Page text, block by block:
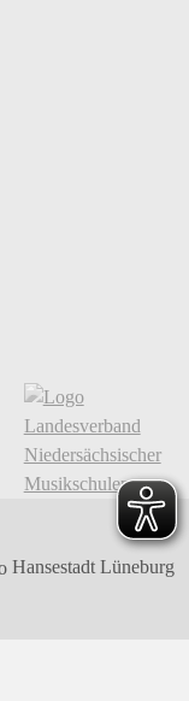
Hansestadt Lüneburg